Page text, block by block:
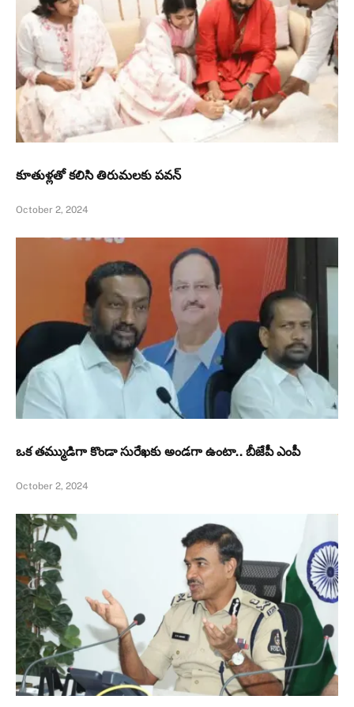
కూతుళ్ల‌తో క‌లిసి తిరుమ‌లకు పవన్‌
October 2, 2024
ఒక తమ్ముడిగా కొండా సురేఖకు అండగా ఉంటా.. బీజేపీ ఎంపీ
October 2, 2024